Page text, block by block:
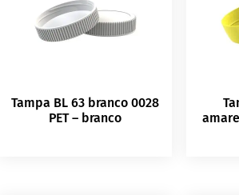
Tampa BL 63 branco 0028
PET – branco